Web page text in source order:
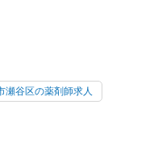
瀬谷区の薬剤師求人